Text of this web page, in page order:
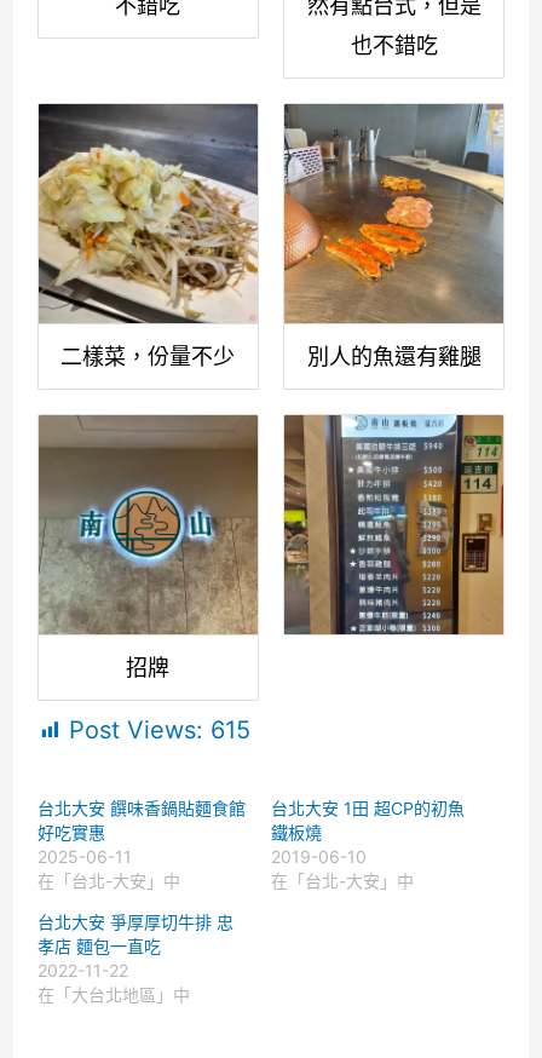
也不錯吃
二樣菜，份量不少 別人的魚還有雞腿
招牌
Post Views: 615
台北大安 饌味香鍋貼麵食館
好吃實惠
2025-06-11
在「台北-大安」中
台北大安 1田 超CP的初魚
鐵板燒
2019-06-10
在「台北-大安」中
台北大安 爭厚厚切牛排 忠
孝店 麵包一直吃
2022-11-22
在「大台北地區」中